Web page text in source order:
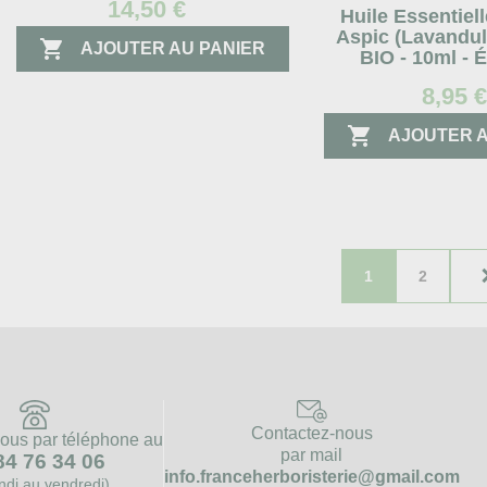
14,50 €
 AJOUTER AU PANIER
Huile
Aspic
BIO - 10ml -
8,95 €
 AJOUTER
1 2
par téléphone au
76 34 06
au vendredi)
Contactez-nous
par mail
info.franceherboristerie@gmail.com